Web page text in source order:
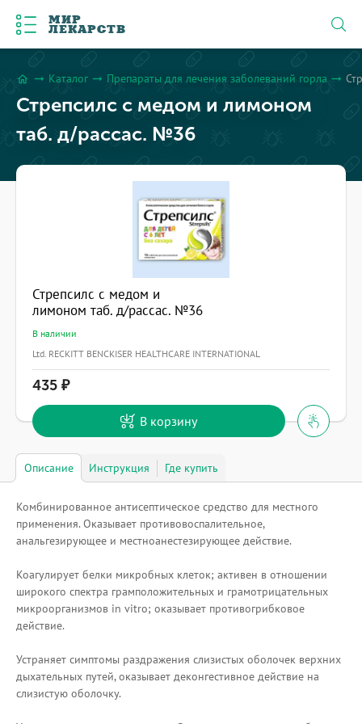
МИР
ЛЕКАРСТВ
home arrow_right_alt Каталог arrow_right_alt Препараты для лечения заболеваний горла arrow_right_alt
Стрепсилс с медом и лимоном
таб. д/рассас. №36
Стрепсилс с медом и
лимоном таб. д/рассас. №36
В наличии
Ltd. RECKITT BENCKISER HEALTHCARE INTERNATIONAL
435
В корзину
Описание Инструкция Где купить
Комбинированное антисептическое средство для местного
применения. Оказывает противовоспалительное,
анальгезирующее и местноанестезирующее действие.
Коагулирует белки микробных клеток; активен в отношении
широкого спектра грамположительных и грамотрицательных
микроорганизмов in vitro; оказывает противогрибковое
действие.
Устраняет симптомы раздражения слизистых оболочек верхних
дыхательных путей, оказывает деконгестивное действие на
слизистую оболочку.